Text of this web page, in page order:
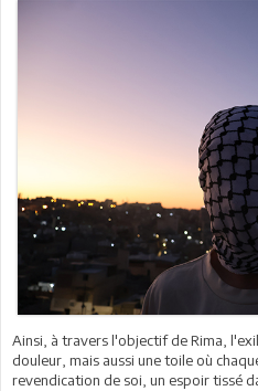
Ainsi, à travers l'objectif de Rima,
douleur, mais aussi une toile où
revendication de soi, un espoir tissé